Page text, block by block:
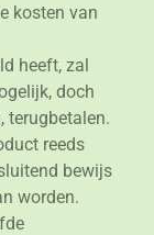
kosten van
heeft, zal
doch
terugbetalen.
reeds
bewijs
worden.